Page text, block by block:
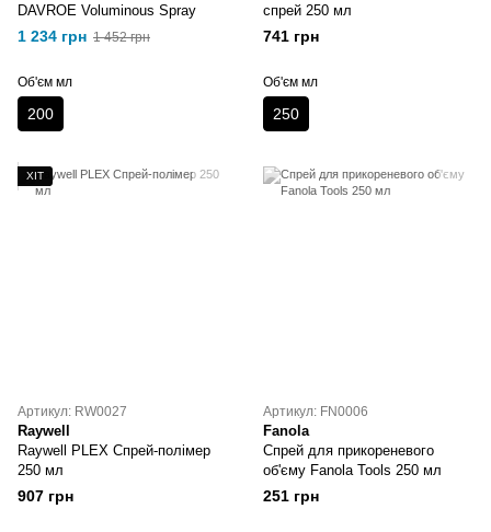
DAVROE Voluminous Spray
1 234 грн 1 452 грн
Об'єм мл
200
спрей 250 мл
741 грн
Об'єм мл
250
ХІТ
Артикул: RW0027
Raywell
Raywell PLEX Спрей-полімер
250 мл
907 грн
Артикул: FN0006
Fanola
Спрей для прикореневого
об'єму Fanola Tools 250 мл
251 грн